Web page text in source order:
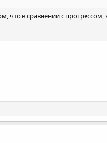
что в сравнении с прогрессом,